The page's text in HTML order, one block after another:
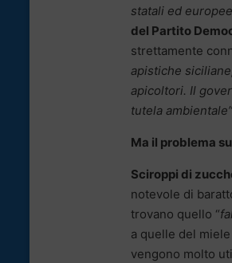
statali ed
del Partito
strettamente
apistiche
apicoltori. Il
tutela
Ma il problema
Sciroppi di
notevole di
trovano quello “
a quelle del
vengono molto